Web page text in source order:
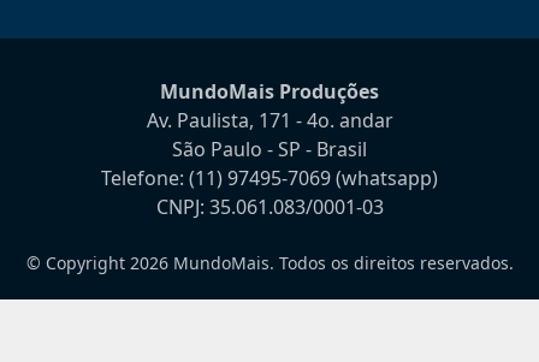
MundoMais Produções
Av. Paulista, 171 - 4o. andar
São Paulo - SP - Brasil
Telefone: (11) 97495-7069(whatsapp)
CNPJ: 35.061.083/0001-03
© Copyright 2026 MundoMais. Todos os direitos reservados.